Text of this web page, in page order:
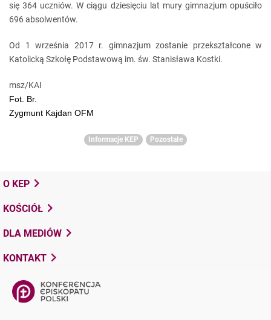
się 364 uczniów. W ciągu dziesięciu lat mury gimnazjum opuściło
696 absolwentów.
Od 1 września 2017 r. gimnazjum zostanie przekształcone w
Katolicką Szkołę Podstawową im. św. Stanisława Kostki.
msz/KAI
Fot. Br.
Zygmunt Kajdan OFM
Informacje KEP Pozostałe
O KEP
KOŚCIÓŁ
DLA MEDIÓW
KONTAKT